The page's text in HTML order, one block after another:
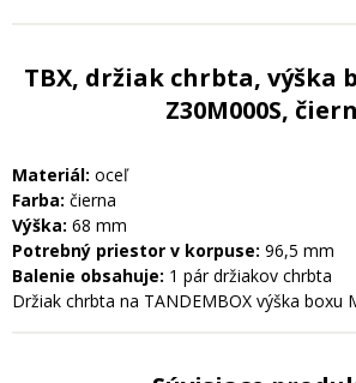
TBX, držiak chrbta, výška
Z30M000S,
Materiál: oceľ
Farba: čierna
Výška: 68 mm
Potrebný priestor v korpuse: 96,5 mm
Balenie obsahuje: 1 pár držiakov chrbta
Držiak chrbta na TANDEMBOX výška boxu